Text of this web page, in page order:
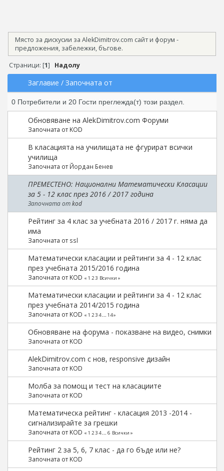
Място за дискусии за AlekDimitrov.com сайт и форум -
предложения, забележки, бъгове.
Страници: [1] Надолу
Заглавие / Започната от
0 Потребители и 20 Гости преглежда(т) този раздел.
Обновяване на AlekDimitrov.com Форуми
Започната от KOD
В класацията на училищата не фгурират всички
училища
Започната от Йордан Бенев
ПРЕМЕСТЕНО: Национални Математически Класации
за 5 - 12 клас през 2016 / 2017 година
Започната отkod
Рейтинг за 4 клас за учебната 2016 / 2017 г. няма да
има
Започната от ssl
Математически класации и рейтинги за 4 - 12 клас
през учебната 2015/2016 година
Започната от KOD « 1 23 Всички »
Математически класации и рейтинги за 4 - 12 клас
през учебната 2014/2015 година
Започната от KOD « 1 234... 14»
Обновяване на форума - показване на видео, снимки
Започната от KOD
AlekDimitrov.com с нов, responsive дизайн
Започната от KOD
Молба за помощ и тест на класациите
Започната от KOD
Математическа рейтинг - класация 2013 -2014 -
сигнализирайте за грешки
Започната от KOD « 1 234... 6 Всички »
Рейтинг 2 за 5, 6, 7 клас - да го бъде или не?
Започната от KOD